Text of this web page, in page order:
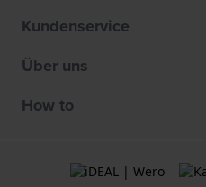
Kundenservice
Über uns
How to